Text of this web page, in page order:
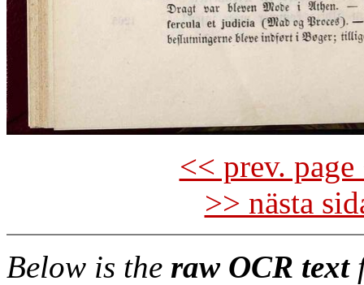
<< prev.
>> nästa
Below is the raw OCR text